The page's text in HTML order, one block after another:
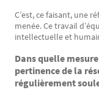
C’est, ce faisant, une
menée. Ce travail
intellectuelle et
Dans quelle
pertinence de la
régulièrement